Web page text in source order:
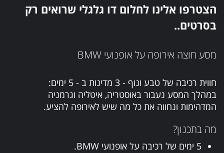
הצטרפו אלינו לחלום דו גלגלי שרואים רק
בסרטים..
מסע חוצה אירופה על אופנועי BMW
חווית רכיבה של טבע ונוף - 3 מדינות ב - 5 ימים:
במהלך המסע נעבור באוסטריה, איטליה וגרמניה
המדהימות ונחווה את כל מה שיש לאירופה להציע.
מה בתכנון?
5 ימים של רכיבה על אופנועי BMW.